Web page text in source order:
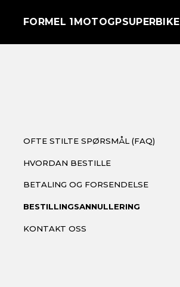
FORMEL 1 MOTOGPSUPERBIKE
OFTE STILTE SPØRSMÅL (FAQ)
HVORDAN BESTILLE
BETALING OG FORSENDELSE
BESTILLINGSANNULLERING
KONTAKT OSS